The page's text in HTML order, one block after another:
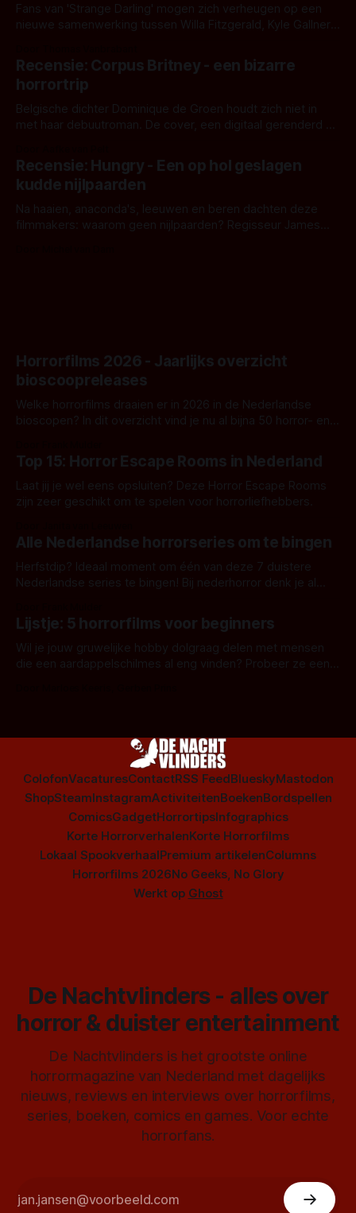
Fans van 'Strange Darling' mogen zich verheugen op een
nieuwe samenwerking tussen Willa Fitzgerald, Kyle Gallner
'Skeletons', een nieuwe creature feature waarvoor de
opnames zijn gestart in Australië.
Recensie: Corpus Britney - een bizarre
horrortrip
Belgische dichter Dominique de Groen houdt zich niet in
met haar debuutroman. De cover, een digitaal gerenderd en
achtergrond, belooft iets kleurrijks maar onheilspellends,
iets ongrijpbaars. En dat maakt De Groen met ieder woord
waar.
Recensie: Hungry - Een op hol geslagen
kudde nijlpaarden
Na haaien, anaconda's, leeuwen en beren dachten deze
filmmakers: waarom geen nijlpaarden? Regisseur James
Horrorfilms 2026 - Jaarlijks overzicht
bioscoopreleases
Welke horrorfilms draaien er in 2026 in de Nederlandse
bioscopen? In dit overzicht vind je nu al bijna 50 horror- en
Top 15: Horror Escape Rooms in Nederland
Laat jij je wel eens opsluiten? Deze Horror Escape Rooms
zijn zeer geschikt om te spelen voor horrorliefhebbers.
Alle Nederlandse horrorseries om te bingen
Herfstdip? Ideaal moment om één van deze 7 duistere
Nederlandse series te bingen! Bij nederhorror denk je al
Amsterdamned of The Johnsons. Maar Nederlandse horror
is niet beperkt tot films. Hier een aantal Nederlandse tv-
series uit het duistere of horrorgenre. Als
Lijstje: 5 horrorfilms voor beginners
Wil je jouw gruwelijke hobby dolgraag delen met mensen
die een aardappelschilmes al eng vinden? Probeer ze eens
ColofonVacaturesContactRSS FeedBlueskyMastodon
ShopSteamInstagramActiviteitenBoekenBordspellen
ComicsGadgetHorrortipsInfographics
Korte HorrorverhalenKorte Horrorfilms
Lokaal SpookverhaalPremium artikelenColumns
Horrorfilms 2026No Geeks, No Glory
Werkt op Ghost
De Nachtvlinders - alles over
horror & duister entertainment
De Nachtvlinders is het grootste online
horrormagazine van Nederland met dagelijks
nieuws, reviews en interviews over horrorfilms,
series, boeken, comics en games. Voor echte
horrorfans.